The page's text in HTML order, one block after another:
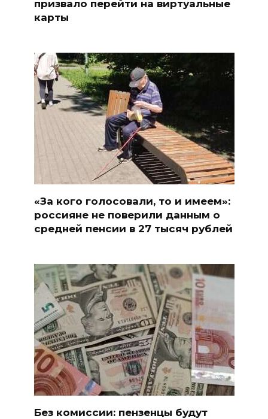
призвало перейти на виртуальные
карты
«За кого голосовали, то и имеем»:
россияне не поверили данным о
средней пенсии в 27 тысяч рублей
Без комиссии: пензенцы будут